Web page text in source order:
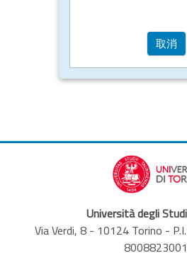
取消
Università degli
Via Verdi, 8 - 10124 Torino -